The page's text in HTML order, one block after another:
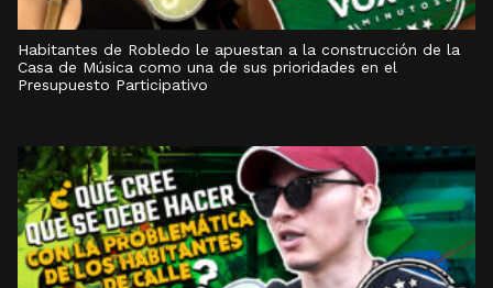
Habitantes de Robledo le apuestan a la construcción de la
Casa de Música como una de sus prioridades en el
Presupuesto Participativo